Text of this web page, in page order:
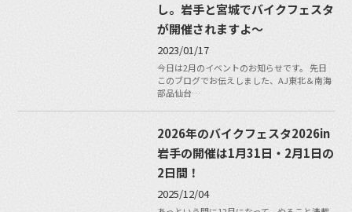
し。岩手と宮城でバイクフェスタ
が開催されますよ〜
2023/01/17
今日は2月のイベントのお知らせです。 先日
このブログでお伝えしました、AJ東北＆南海
部品仙台…
2026年のバイクフェスタ2026in
岩手の開催は1月31日・2月1日の
2日間！
2025/12/04